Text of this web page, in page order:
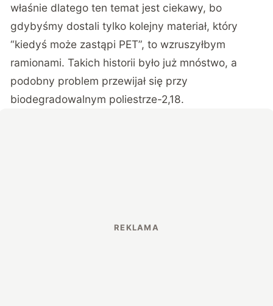
właśnie dlatego ten temat jest ciekawy, bo
gdybyśmy dostali tylko kolejny materiał, który
“kiedyś może zastąpi PET”, to wzruszyłbym
ramionami. Takich historii było już mnóstwo, a
podobny problem przewijał się przy
biodegradowalnym poliestrze-2,18.